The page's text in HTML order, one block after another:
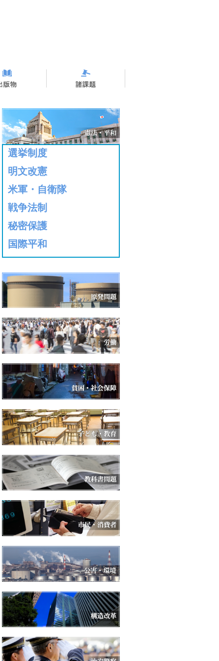
選挙制度
明文改憲
米軍・自衛隊
戦争法制
秘密保護
国際平和